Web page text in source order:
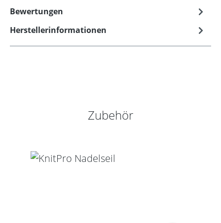
Bewertungen
Herstellerinformationen
Produktgalerie überspringen
Zubehör